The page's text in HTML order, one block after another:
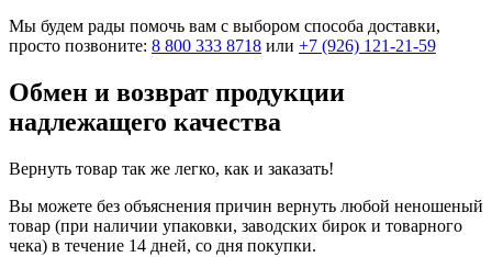
Мы будем рады помочь вам с выбором способа доставки,
просто позвоните: 8 800 333 8718 или +7 (926) 121-21-59
Обмен и возврат продукции
надлежащего качества
Вернуть товар так же легко, как и заказать!
Вы можете без объяснения причин вернуть любой неношеный
товар (при наличии упаковки, заводских бирок и товарного
чека) в течение 14 дней, со дня покупки.